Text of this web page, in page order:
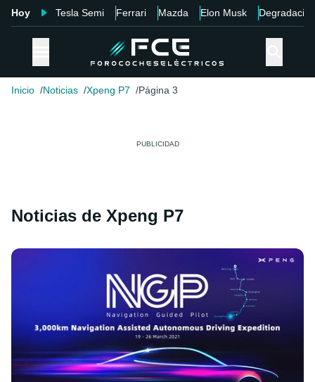
Hoy Tesla Semi Ferrari Mazda Elon Musk Degradación
Inicio Noticias Xpeng P7 Página 3
Noticias de Xpeng P7